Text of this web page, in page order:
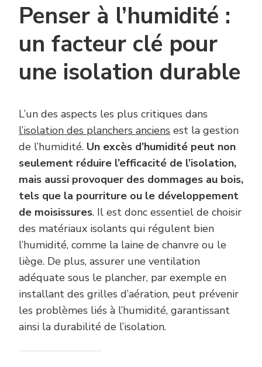
Penser à l’humidité :
un facteur clé pour
une isolation durable
L’un des aspects les plus critiques dans
l’isolation des planchers anciens est la gestion
de l’humidité. Un excès d’humidité peut non
seulement réduire l’efficacité de l’isolation,
mais aussi provoquer des dommages au bois,
tels que la pourriture ou le développement
de moisissures. Il est donc essentiel de choisir
des matériaux isolants qui régulent bien
l’humidité, comme la laine de chanvre ou le
liège. De plus, assurer une ventilation
adéquate sous le plancher, par exemple en
installant des grilles d’aération, peut prévenir
les problèmes liés à l’humidité, garantissant
ainsi la durabilité de l’isolation.